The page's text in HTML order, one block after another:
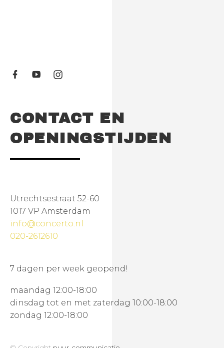
CONTACT EN
OPENINGSTIJDEN
Utrechtsestraat 52-60
1017 VP Amsterdam
info@concerto.nl
020-2612610
7 dagen per week geopend!
maandag 12:00-18:00
dinsdag tot en met zaterdag 10:00-18:00
zondag 12:00-18:00